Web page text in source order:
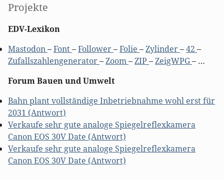
Projekte
EDV-Lexikon
Mastodon–Font–Follower–Folie –Zylinder–42 –
Zufallszahlengenerator–Zoom–ZIP –ZeigWPG– …
Forum Bauen und Umwelt
Bahn plant vollständige Inbetriebnahme wohl erst für
2031 (Antwort)
Verkaufe sehr gute analoge Spiegelreflexkamera
Canon EOS 30V Date (Antwort)
Verkaufe sehr gute analoge Spiegelreflexkamera
Canon EOS 30V Date (Antwort)